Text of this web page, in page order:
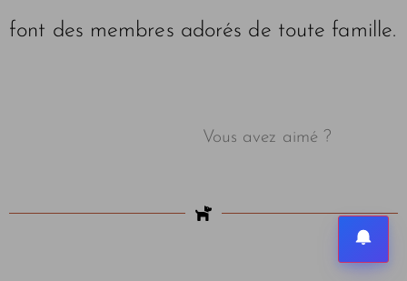
font des membres adorés de toute famille.
Vous avez aimé ?